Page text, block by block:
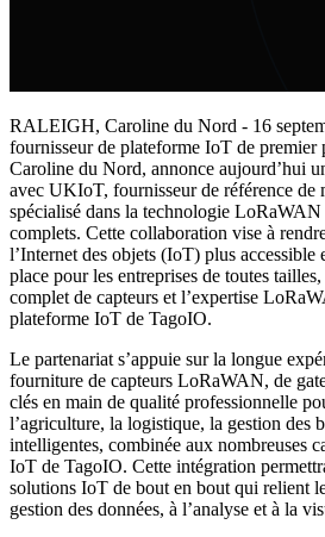
RALEIGH, Caroline du Nord - 16
fournisseur de plateforme IoT de premier
Caroline du Nord, annonce aujourd’hui
avec UKIoT, fournisseur de référence de
spécialisé dans la technologie
complets. Cette collaboration vise à
l’Internet des objets (IoT) plus accessible
place pour les entreprises de toutes
complet de capteurs et l’expertise
plateforme IoT de TagoIO.
Le partenariat s’appuie sur la longue
fourniture de capteurs LoRaWAN, de
clés en main de qualité professionnelle
l’agriculture, la logistique, la gestion des
intelligentes, combinée aux nombreuses
IoT de TagoIO. Cette intégration
solutions IoT de bout en bout qui relient
gestion des données, à l’analyse et à la